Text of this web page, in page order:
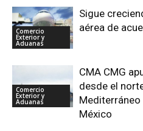
Comercio
Exterior y
Aduanas
Sigue
aérea de
Comercio
Exterior y
Aduanas
CMA CMG
desde el
Mediterráneo
México